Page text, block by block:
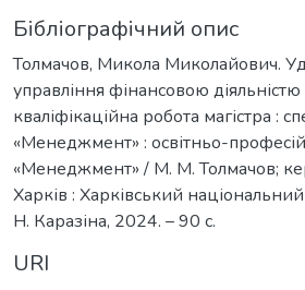
Бібліографічний опис
Толмачов, Микола Миколайович.
управління фінансовою
кваліфікаційна робота магістра :
«Менеджмент» : освітньо-
«Менеджмент» / М. М. Толмачов;
Харків : Харківський національний
Н. Каразіна, 2024. – 90 с.
URI